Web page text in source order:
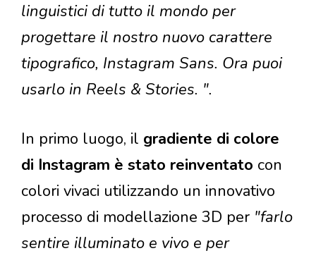
linguistici di tutto il mondo per
progettare il nostro nuovo carattere
tipografico, Instagram Sans. Ora puoi
usarlo in Reels & Stories. ".
In primo luogo, il gradiente di colore
di Instagram è stato reinventato con
colori vivaci utilizzando un innovativo
processo di modellazione 3D per "farlo
sentire illuminato e vivo e per